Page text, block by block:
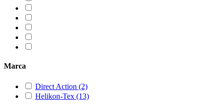
Marca
Direct Action (2)
Helikon-Tex (13)